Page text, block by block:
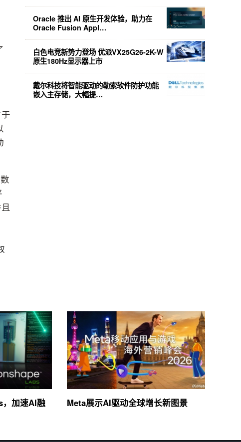
Oracle 推出 AI 原生开发体验，助力在
Oracle Fusion Appl…
白色电竞新势力登场 优派VX25G26-2K-W
原生180Hz显示器上市
戴尔科技将智能驱动的勒索软件防护功能
嵌入主存储，大幅提…
，加速AI融
Meta展示AI驱动全球增长新图景